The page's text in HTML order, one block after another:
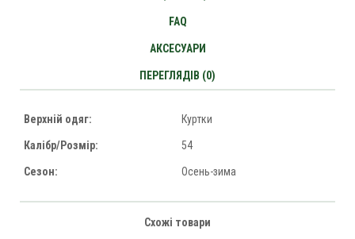
FAQ
АКСЕСУАРИ
ПЕРЕГЛЯДІВ (0)
Верхній одяг: Куртки
Калібр/Розмір: 54
Сезон: Осень-зима
Схожі товари